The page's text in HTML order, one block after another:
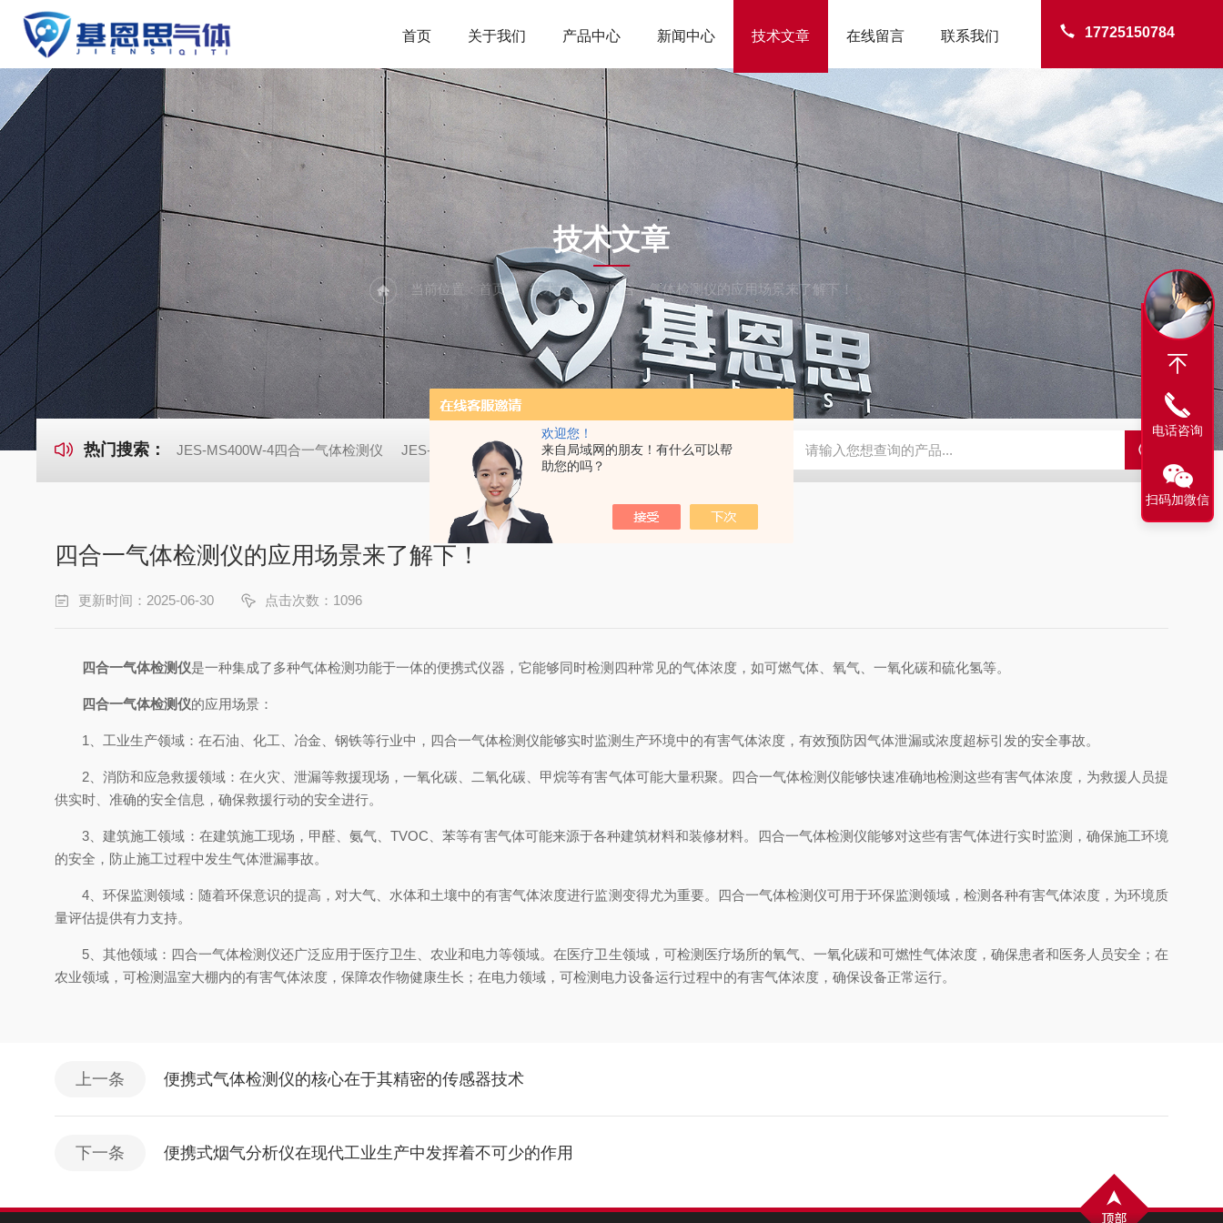
欢迎您！
来自局域网的朋友！有什么可以帮
助您的吗？
17725150784
首页 关于我们 产品中心 新闻中心 技术文章 在线留言 联系我们
ARTICLES
技术文章
当前位置： 首页 技术文章 四合一气体检测仪的应用场景来了解下！
热门搜索： JES-MS400W-4四合一气体检测仪 JES-MS400W-CO2二氧化碳气体检测仪 JES-MS400W-C2H8N2偏二甲肼气体检测仪 JES-MS400W-CO一氧化碳气体检测仪
四合一气体检测仪的应用场景来了解下！
更新时间：2025-06-30 点击次数：1096
四合一气体检测仪是一种集成了多种气体检测功能于一体的便携式仪器，它能够同时检测四种常见的气体浓度，如可燃气体、氧气、一氧化碳和硫化氢等。
四合一气体检测仪的应用场景：
1、工业生产领域：在石油、化工、冶金、钢铁等行业中，四合一气体检测仪能够实时监测生产环境中的有害气体浓度，有效预防因气体泄漏或浓度超标引发的安全事故。
2、消防和应急救援领域：在火灾、泄漏等救援现场，一氧化碳、二氧化碳、甲烷等有害气体可能大量积聚。四合一气体检测仪能够快速准确地检测这些有害气体浓度，为救援人员提
供实时、准确的安全信息，确保救援行动的安全进行。
3、建筑施工领域：在建筑施工现场，甲醛、氨气、TVOC、苯等有害气体可能来源于各种建筑材料和装修材料。四合一气体检测仪能够对这些有害气体进行实时监测，确保施工环境
的安全，防止施工过程中发生气体泄漏事故。
4、环保监测领域：随着环保意识的提高，对大气、水体和土壤中的有害气体浓度进行监测变得尤为重要。四合一气体检测仪可用于环保监测领域，检测各种有害气体浓度，为环境质
量评估提供有力支持。
5、其他领域：四合一气体检测仪还广泛应用于医疗卫生、农业和电力等领域。在医疗卫生领域，可检测医疗场所的氧气、一氧化碳和可燃性气体浓度，确保患者和医务人员安全；在
农业领域，可检测温室大棚内的有害气体浓度，保障农作物健康生长；在电力领域，可检测电力设备运行过程中的有害气体浓度，确保设备正常运行。
上一条 便携式气体检测仪的核心在于其精密的传感器技术
下一条 便携式烟气分析仪在现代工业生产中发挥着不可少的作用
电话咨询
扫码加微信